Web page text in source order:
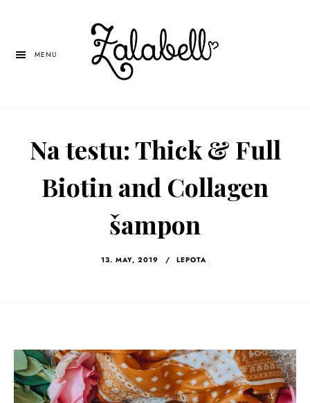
MENU
Na testu: Thick & Full
Biotin and Collagen
šampon
13. MAY, 2019 / LEPOTA